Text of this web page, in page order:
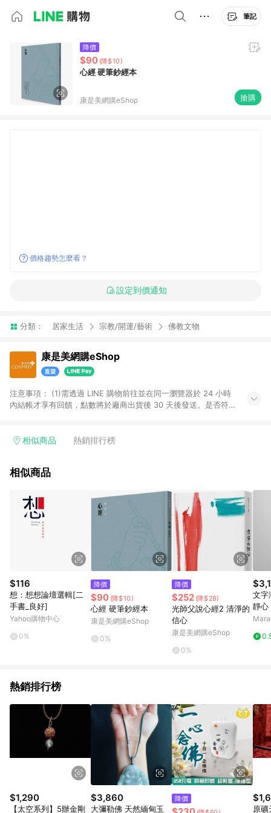
筆記
降價
$90 (降$10)
心經 硬筆鈔經本
康是美網購eShop 搶購
價格趨勢怎麼看？
設定到價通知
分類： 居家生活 宗教/開運/藝術 佛教文物
康是美網購eShop
注意事項：​ (1)需透過 LINE 購物前往並在同一瀏覽器於 24 小時
內結帳才享有回饋，點數將於廠商出貨後 30 天後發送。​是否符
黃金鑽飾/精品相關/3C數位(含周邊)/家電視聽/運動戶外/母嬰用
饋%」，將於訂單成立後由「LINE購物通知」之官方帳號訊息通
依LINE購物網站訂單成立通知為準。​​ (5)LINE購物設有「單一商
品最高回饋點數」機制 (部分時段開放「回饋無上限」)，以同一
訂單中同一商品不論件數計算，請依訂單成立當下LINE購物的回
饋機制為準。
相似商品 熱銷排行榜
相似商品
$116
想：想想論壇選輯[二
手書_良好]
Yahoo購物中心
0%
降價
$90 (降$10)
心經 硬筆鈔經本
康是美網購eShop
0%
降價
$252 (降$28)
光師父說心經2 清淨的
信心
康是美網購eShop
0%
文字
靜
x42
熱銷排行榜
$1,290
【太空系列】5辦金剛
$3,860
大彌勒佛 天然緬甸玉
降價
原